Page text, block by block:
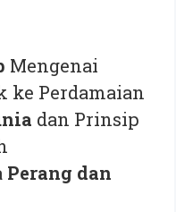
Mengenai
ke Perdamaian
dan Prinsip
Perang dan